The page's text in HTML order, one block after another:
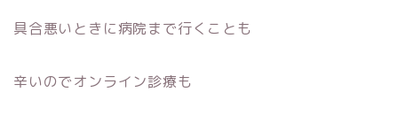
具合悪いときに病院まで行くことも
辛いのでオンライン診療も